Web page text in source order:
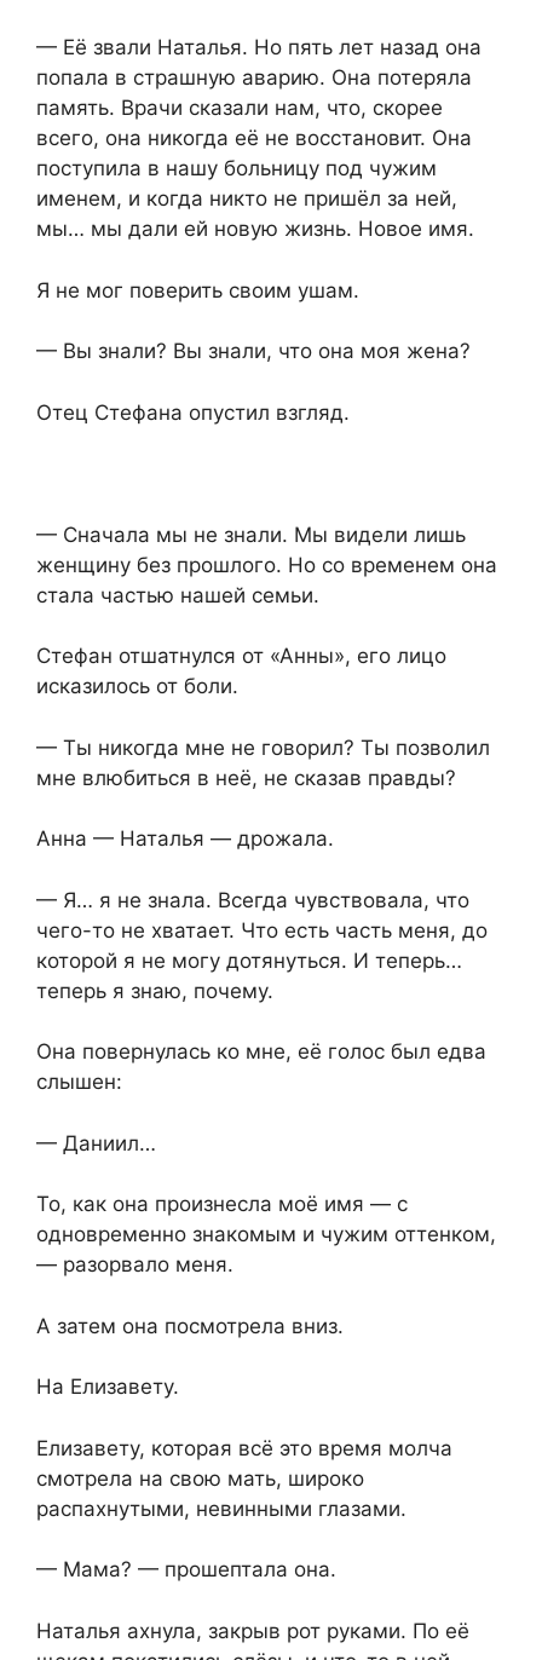
— Её звали Наталья. Но пять лет назад она
попала в страшную аварию. Она потеряла
память. Врачи сказали нам, что, скорее
всего, она никогда её не восстановит. Она
поступила в нашу больницу под чужим
именем, и когда никто не пришёл за ней,
мы… мы дали ей новую жизнь. Новое имя.
Я не мог поверить своим ушам.
— Вы знали? Вы знали, что она моя жена?
Отец Стефана опустил взгляд.
— Сначала мы не знали. Мы видели лишь
женщину без прошлого. Но со временем она
стала частью нашей семьи.
Стефан отшатнулся от «Анны», его лицо
исказилось от боли.
— Ты никогда мне не говорил? Ты позволил
мне влюбиться в неё, не сказав правды?
Анна — Наталья — дрожала.
— Я… я не знала. Всегда чувствовала, что
чего-то не хватает. Что есть часть меня, до
которой я не могу дотянуться. И теперь…
теперь я знаю, почему.
Она повернулась ко мне, её голос был едва
слышен:
— Даниил…
То, как она произнесла моё имя — с
одновременно знакомым и чужим оттенком,
— разорвало меня.
А затем она посмотрела вниз.
На Елизавету.
Елизавету, которая всё это время молча
смотрела на свою мать, широко
распахнутыми, невинными глазами.
— Мама? — прошептала она.
Наталья ахнула, закрыв рот руками. По её